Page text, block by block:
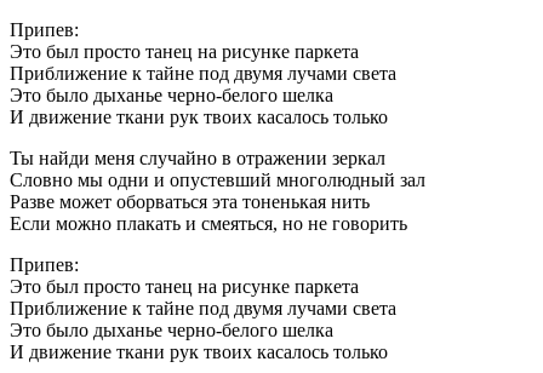
Припев:
Это был просто танец на рисунке паркета
Приближение к тайне под двумя лучами света
Это было дыханье черно-белого шелка
И движение ткани рук твоих касалось только
Ты найди меня случайно в отражении зеркал
Словно мы одни и опустевший многолюдный зал
Разве может оборваться эта тоненькая нить
Если можно плакать и смеяться, но не говорить
Припев:
Это был просто танец на рисунке паркета
Приближение к тайне под двумя лучами света
Это было дыханье черно-белого шелка
И движение ткани рук твоих касалось только